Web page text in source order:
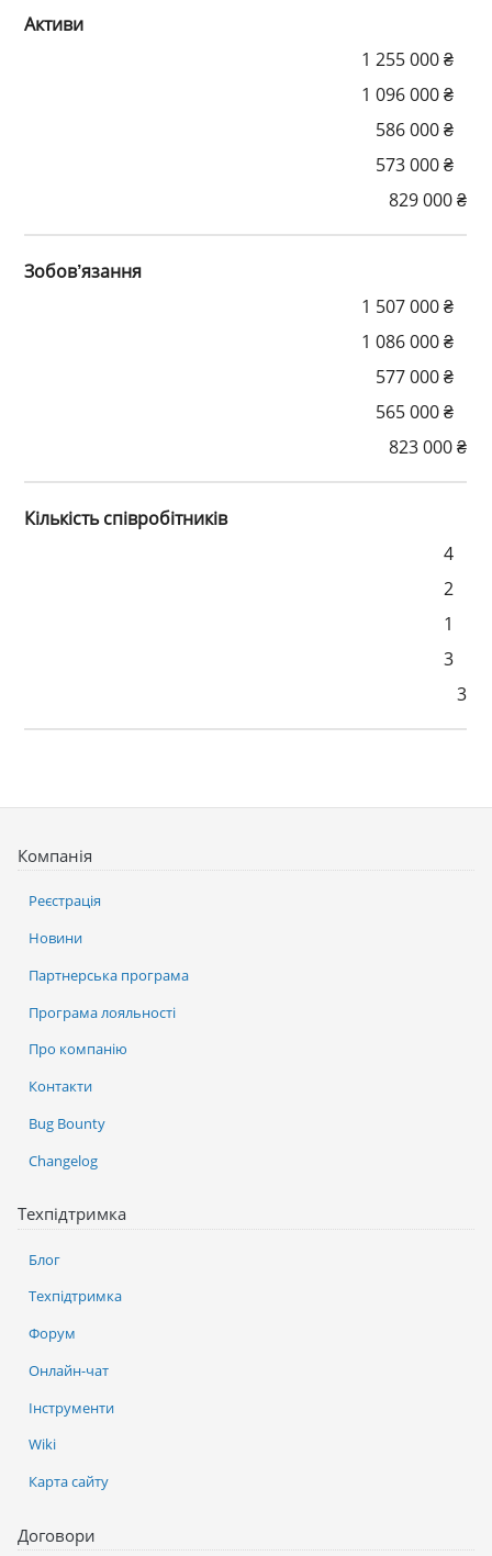
Активи
1 255 000 ₴
1 096 000 ₴
586 000 ₴
573 000 ₴
829 000 ₴
Зобов’язання
1 507 000 ₴
1 086 000 ₴
577 000 ₴
565 000 ₴
823 000 ₴
Кількість співробітників
4
2
1
3
3
Компанія
Реєстрація
Новини
Партнерська програма
Програма лояльності
Про компанію
Контакти
Bug Bounty
Changelog
Техпідтримка
Блог
Техпідтримка
Форум
Онлайн-чат
Інструменти
Wiki
Карта сайту
Договори